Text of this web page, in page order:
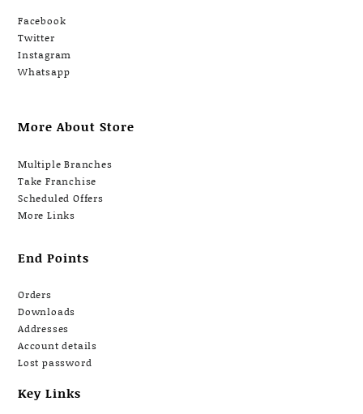
Facebook
Twitter
Instagram
Whatsapp
More About Store
Multiple Branches
Take Franchise
Scheduled Offers
More Links
End Points
Orders
Downloads
Addresses
Account details
Lost password
Key Links